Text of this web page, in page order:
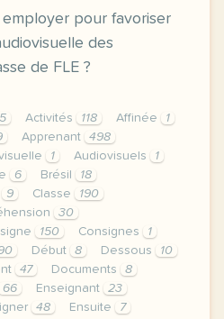
pour favoriser
des
de FLE ?
Activités 118 Affinée
1
Apprenant
498
1 Audiovisuels
1
6 Brésil
18
9 Classe
190
30
150 Consignes
1
Début 8 Dessous
10
47 Documents
8
66 Enseignant
23
48 Ensuite
7